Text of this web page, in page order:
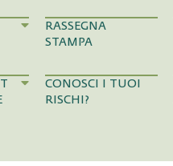
RASSEGNA
STAMPA
CONOSCI I TUOI
RISCHI?